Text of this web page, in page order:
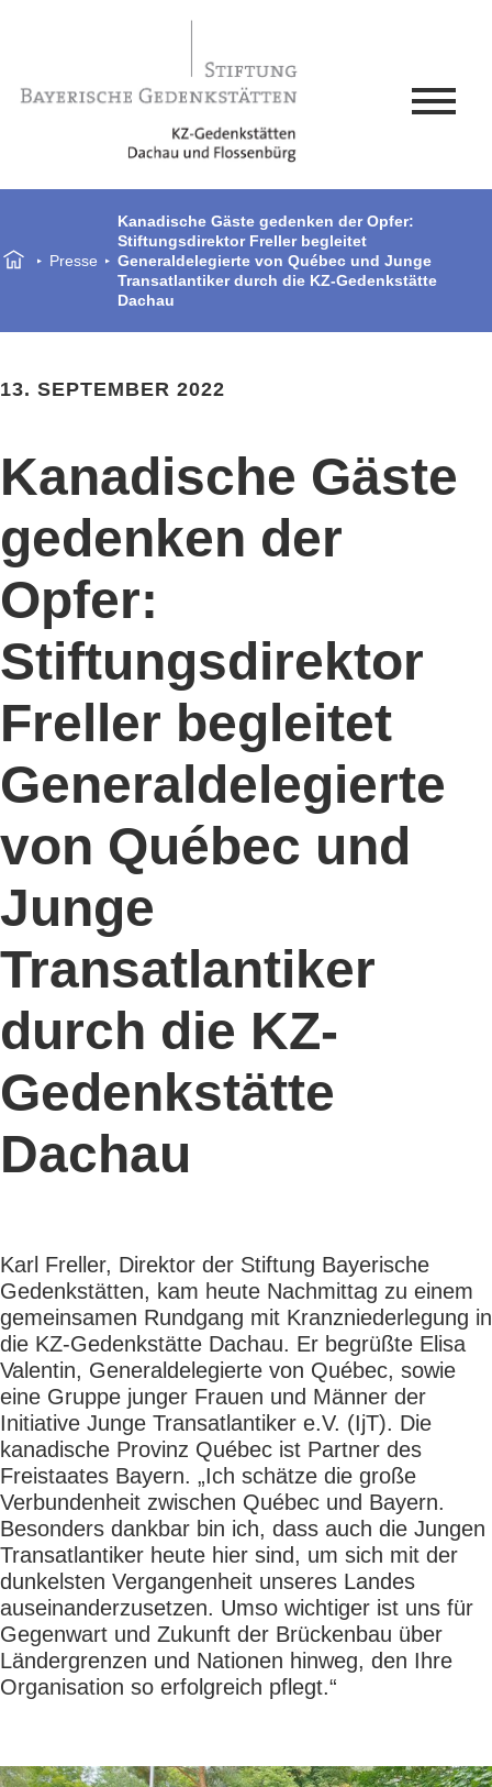
Presse
Kanadische Gäste gedenken der Opfer:
Stiftungsdirektor Freller begleitet
Generaldelegierte von Québec und Junge
Transatlantiker durch die KZ-Gedenkstätte
Dachau
13. SEPTEMBER 2022
Kanadische Gäste
gedenken der
Opfer:
Stiftungsdirektor
Freller begleitet
Generaldelegierte
von Québec und
Junge
Transatlantiker
durch die KZ-
Gedenkstätte
Dachau
Karl Freller, Direktor der Stiftung Bayerische
Gedenkstätten, kam heute Nachmittag zu einem
gemeinsamen Rundgang mit Kranzniederlegung in
die KZ-Gedenkstätte Dachau. Er begrüßte Elisa
Valentin, Generaldelegierte von Québec, sowie
eine Gruppe junger Frauen und Männer der
Initiative Junge Transatlantiker e.V. (IjT). Die
kanadische Provinz Québec ist Partner des
Freistaates Bayern. „Ich schätze die große
Verbundenheit zwischen Québec und Bayern.
Besonders dankbar bin ich, dass auch die Jungen
Transatlantiker heute hier sind, um sich mit der
dunkelsten Vergangenheit unseres Landes
auseinanderzusetzen. Umso wichtiger ist uns für
Gegenwart und Zukunft der Brückenbau über
Ländergrenzen und Nationen hinweg, den Ihre
Organisation so erfolgreich pflegt.“